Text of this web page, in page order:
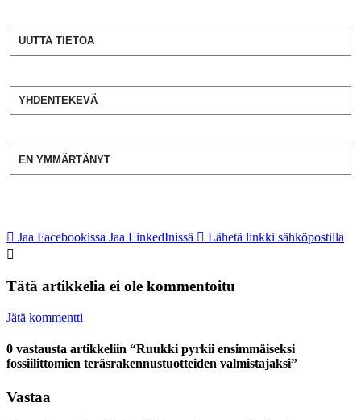
UUTTA TIETOA
YHDENTEKEVÄ
EN YMMÄRTÄNYT
Jaa Facebookissa Jaa LinkedInissä Lähetä linkki sähköpostilla
Tätä artikkelia ei ole kommentoitu
Jätä kommentti
0 vastausta artikkeliin “Ruukki pyrkii ensimmäiseksi
fossiilittomien teräsrakennustuotteiden valmistajaksi”
Vastaa